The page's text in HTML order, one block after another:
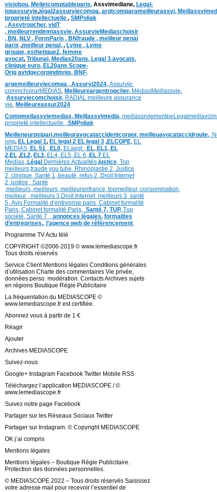
visiobou, Meiletcomptableparis, Assvimediane, Legal-
topassurvie,légal2assurviecompa, argtcomparameilleurassvi,
proprieté intellectuelle , SMPoliak
, Assvtropcher, vidT
, meilleurrendemtassvie, AssurvieMediaschoisir
, BN, NLV , FormParis , BNfraude , meilleur penal
paris ,meilleur penal, , Lyme , Lyme
groupe, esthetique2, femme
avocat, Tribunal, Medias20ans, Legal 3,avocats,
clinique euro, EL20ans Scope-
Orig avtdgecorpindmnis, BNF,
argemeilleurviecompa , Assurvi2024, Assurvie:
commchoirurMEDIAS, Meilleureargentropcher, MédiasMeillassvie,
Assurviecomchoisir, RADIAL meilleure assurance
vie, Meilleureassur2024
Compmeilassviemedias, Meillassvimedia, meillassrviemontpe
proprieté intellectuelle , SMPoliak
Meilleneurpsipari,meilleuravocataccidentcorpor, meilleuavocataccidroute,
orig, EL Legal 1, EL legal 2 EL legal 3 ,ELCOPE, EL
MEDIAS, EL 51 , EL0, ELaegt , EL, EL1, EL
2,EL ,EL2, EL3, EL4, EL5, EL 6, EL 7 EL
Medias, Légal Dernières Actualités,justice, Top
meilleurs,fraude you tube, Rhinoplastie 2, Justice
2, clinique, Santé 1, beauté, refus 2, Droit Internet
2, justice , Santé
,meilleurs, meilleurs, meilleurenfrance, topmeilleur, consommation,
meilleur , meilleurs 3,Droit Internet, meilleurs 3, santé
5, Avis,Formalité d’entreprise paris, Cabinet formalité
Paris, Cabinet formalité Paris, Santé 7, TUP, Tup
société, Santé 7, , annonces légales, formalites
d’entreprises,, l’agence web de référencement,
Programme TV Actu télé
COPYRIGHT ©2006-2019 © www.lemediascope.fr
Tous droits réservés
Service Client Mentions légales Conditions générales
d’utilisation Charte des commentaires Vie privée,
données perso. modération. Contacts Archives sujets
en régions Boutique Régie Publicitaire
La fréquentation du MEDIASCOPE ©
www.lemediascope.fr est certifiée.
Abonnez vous à partir de 1 €
Réagir
Ajouter
Archives MEDIASCOPE
Suivez-nous
Google+ Instagram Facebook Twitter Mobile RSS
Téléchargez l’application MEDIASCOPE / ©
www.lemediascope.fr
Suivez notre page Facebook
Partager sur les Réseaux Sociaux Twitter
Partager sur Instagram. © Copyright MEDIASCOPE
OK j’ai compris
Mentions légales
Mentions légales – Boutique Régie Publicitaire.
Protection des données personnelles.
© MEDIASCOPE 2022 – Tous droits réservés Saisissez
votre adresse mail pour recevoir l’essentiel de